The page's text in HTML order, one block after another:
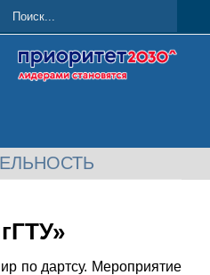
по дартсу. Мероприятие